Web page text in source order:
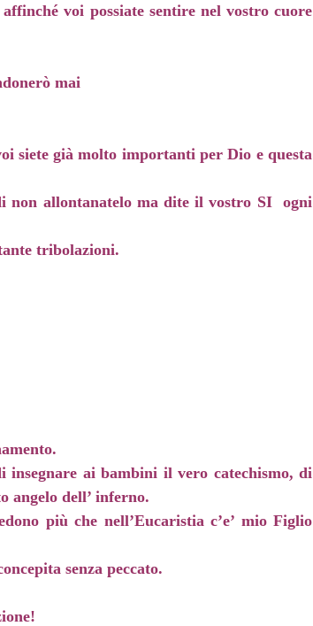
voi possiate sentire nel vostro cuore
mai
siete già molto importanti per Dio e questa
non allontanatelo ma dite il vostro SI ogni
tribolazioni.
ai bambini il vero catechismo, di
angelo dell’ inferno.
più che nell’Eucaristia c’e’ mio Figlio
senza peccato.